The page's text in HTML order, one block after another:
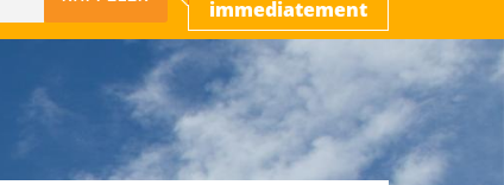
immediatement